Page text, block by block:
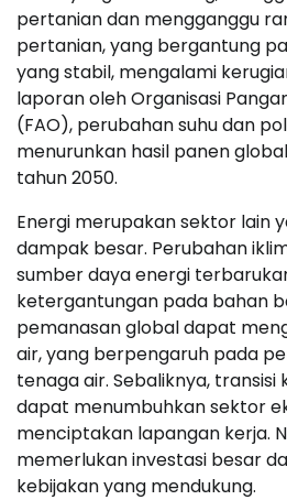
pertanian dan mengganggu
pertanian, yang bergantung
yang stabil, mengalami
laporan oleh Organisasi
(FAO), perubahan suhu dan
menurunkan hasil panen
tahun 2050.
Energi merupakan sektor lain
dampak besar. Perubahan
sumber daya energi
ketergantungan pada bahan
pemanasan global dapat
air, yang berpengaruh pada
tenaga air. Sebaliknya,
dapat menumbuhkan sektor
menciptakan lapangan kerja.
memerlukan investasi besar
kebijakan yang mendukung.